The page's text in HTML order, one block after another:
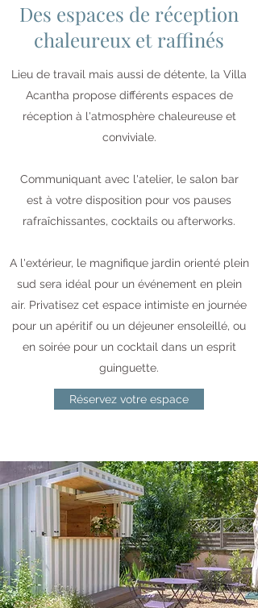
Des espaces de réception
chaleureux et raffinés
Lieu de travail mais aussi de détente, la Villa
Acantha propose différents espaces de
réception à l'atmosphère chaleureuse et
conviviale.
Communiquant avec l'atelier, le salon bar
est à votre disposition pour vos pauses
rafraîchissantes, cocktails ou afterworks.
A l'extérieur, le magnifique jardin orienté plein
sud sera idéal pour un événement en plein
air. Privatisez cet espace intimiste en journée
pour un apéritif ou un déjeuner ensoleillé, ou
en soirée pour un cocktail dans un esprit
guinguette.
Réservez votre espace